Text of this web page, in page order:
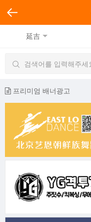
延吉
프리미엄 배너광고